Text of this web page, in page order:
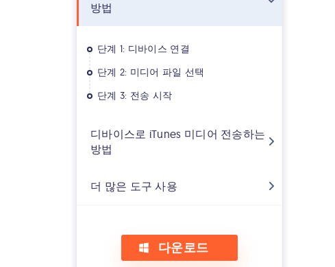
방법
단계 1: 디바이스 연결
단계 2: 미디어 파일 선택
단계 3: 전송 시작
디바이스로 iTunes 미디어 전송하는
방법
더 많은 도구 사용
다운로드